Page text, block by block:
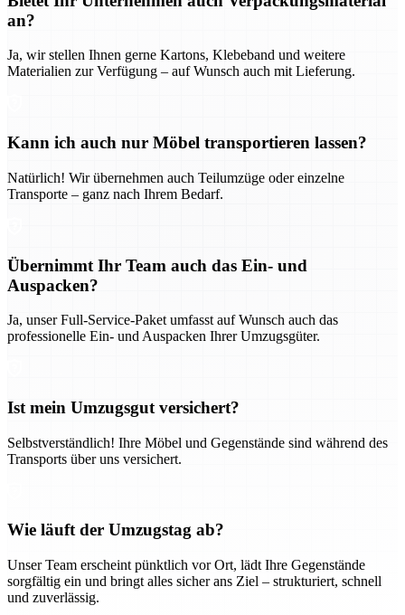
an?
Ja, wir stellen Ihnen gerne Kartons, Klebeband und weitere
Materialien zur Verfügung – auf Wunsch auch mit Lieferung.
Kann ich auch nur Möbel transportieren lassen?
Natürlich! Wir übernehmen auch Teilumzüge oder einzelne
Transporte – ganz nach Ihrem Bedarf.
Übernimmt Ihr Team auch das Ein- und
Auspacken?
Ja, unser Full-Service-Paket umfasst auf Wunsch auch das
professionelle Ein- und Auspacken Ihrer Umzugsgüter.
Ist mein Umzugsgut versichert?
Selbstverständlich! Ihre Möbel und Gegenstände sind während des
Transports über uns versichert.
Wie läuft der Umzugstag ab?
Unser Team erscheint pünktlich vor Ort, lädt Ihre Gegenstände
sorgfältig ein und bringt alles sicher ans Ziel – strukturiert, schnell
und zuverlässig.